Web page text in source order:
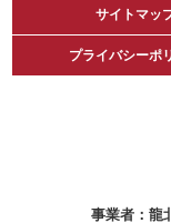
サイトマッ
プライバシーポ
サイトマッ
プライバシーポ
龍